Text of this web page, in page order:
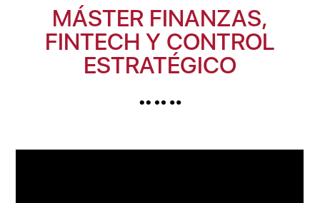
MÁSTER FINANZAS,
FINTECH Y CONTROL
ESTRATÉGICO